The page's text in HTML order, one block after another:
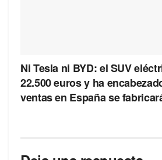
Ni Tesla ni BYD: el SUV
22.500 euros y ha
ventas en España se